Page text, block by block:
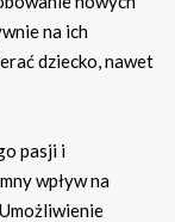
na ich
dziecko, nawet
pasji i
wpływ na